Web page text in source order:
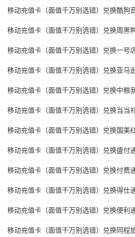
移动充值卡（面值千万别选错）兑换酷狗
移动充值卡（面值千万别选错）兑换周黑
移动充值卡（面值千万别选错）兑换一号
移动充值卡（面值千万别选错）兑换亚马
移动充值卡（面值千万别选错）兑换中粮
移动充值卡（面值千万别选错）兑换当当
移动充值卡（面值千万别选错）兑换国美
移动充值卡（面值千万别选错）兑换盛付
移动充值卡（面值千万别选错）兑换付费
移动充值卡（面值千万别选错）兑换得仕
移动充值卡（面值千万别选错）兑换便利
移动充值卡（面值千万别选错）兑换同程